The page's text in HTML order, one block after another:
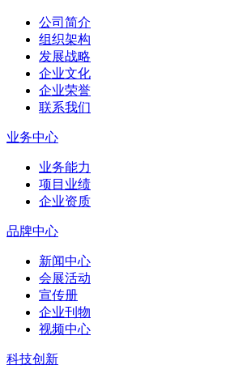
公司简介
组织架构
发展战略
企业文化
企业荣誉
联系我们
业务中心
业务能力
项目业绩
企业资质
品牌中心
新闻中心
会展活动
宣传册
企业刊物
视频中心
科技创新